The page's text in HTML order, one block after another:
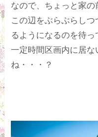
なので、ちょっと家の
この辺をぶらぶらし
るようになるのを待っ
一定時間区画内に居
ね・・・？